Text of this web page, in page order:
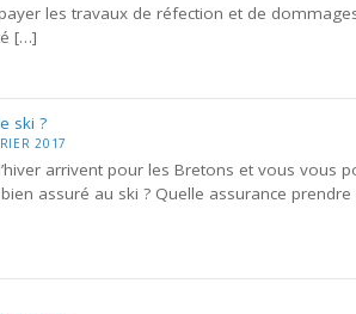
les travaux de réfection et de
[…]
ski ?
2017
arrivent pour les Bretons et vous vous
assuré au ski ? Quelle assurance